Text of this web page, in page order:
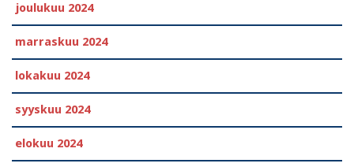
joulukuu 2024
marraskuu 2024
lokakuu 2024
syyskuu 2024
elokuu 2024